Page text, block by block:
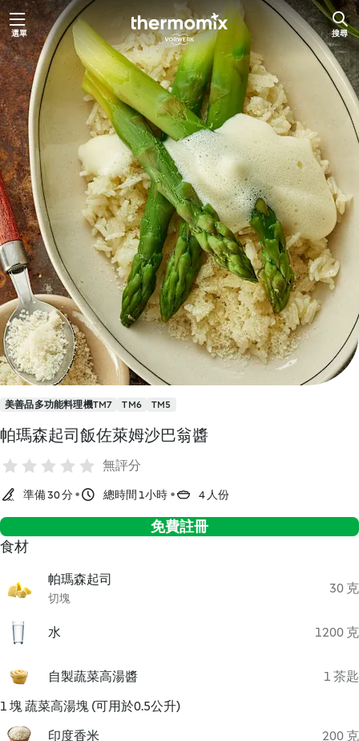
跳
至
主
要
內
容
選單 搜尋
美善品多功能料理機TM7 TM6 TM5
帕瑪森起司飯佐萊姆沙巴翁醬
無評分
準備 30 分 總時間 1小時 4 人份
免費註冊
食材
帕瑪森起司
切塊
30 克
水 1200 克
自製蔬菜高湯醬
1 茶匙
1 塊 蔬菜高湯塊 (可用於0.5公升)
印度香米
200 克